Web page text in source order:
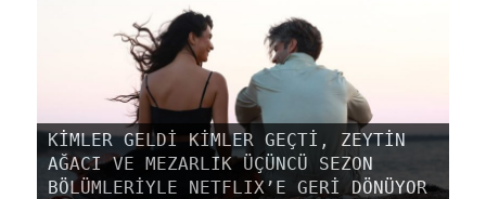
KİMLER GELDİ KİMLER GEÇTİ, ZEYTİN
AĞACI VE MEZARLIK ÜÇÜNCÜ SEZON
BÖLÜMLERİYLE NETFLIX’E GERİ DÖNÜYOR